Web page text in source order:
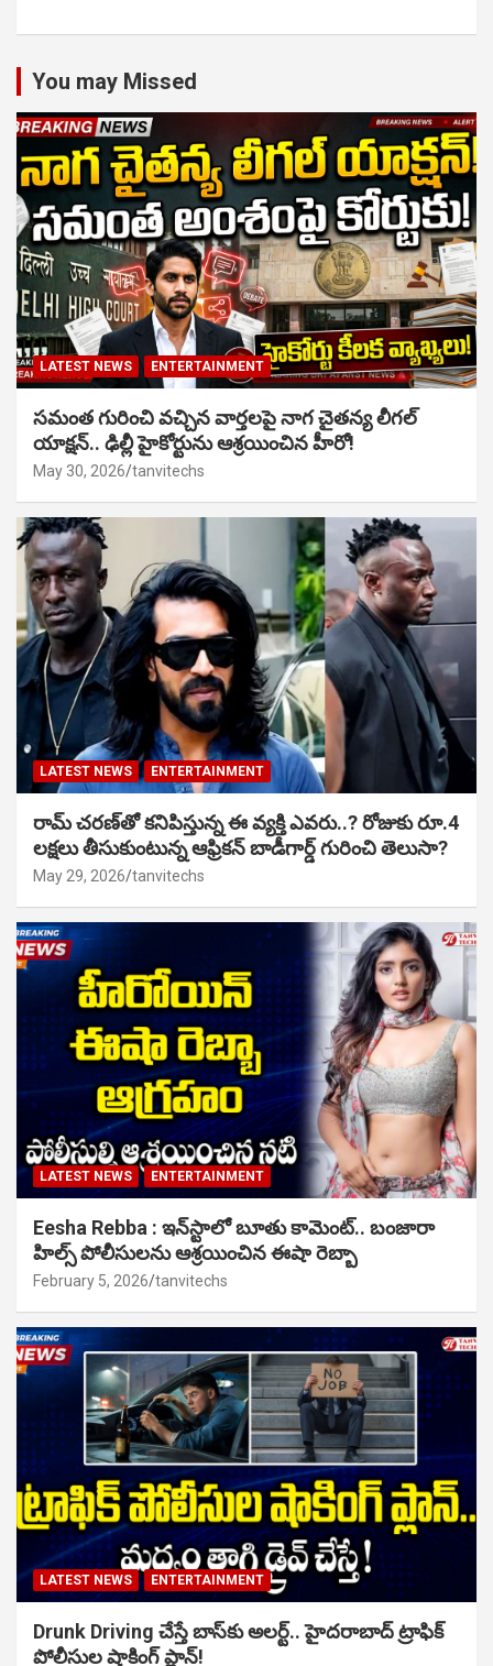
You may Missed
LATEST NEWS ENTERTAINMENT
సమంత గురించి వచ్చిన వార్తలపై నాగ చైతన్య లీగల్
యాక్షన్.. ఢిల్లీ హైకోర్టును ఆశ్రయించిన హీరో!
May 30, 2026 tanvitechs
LATEST NEWS ENTERTAINMENT
రామ్ చరణ్‌తో కనిపిస్తున్న ఈ వ్యక్తి ఎవరు..? రోజుకు రూ.4
లక్షలు తీసుకుంటున్న ఆఫ్రికన్ బాడీగార్డ్ గురించి తెలుసా?
May 29, 2026 tanvitechs
LATEST NEWS ENTERTAINMENT
Eesha Rebba : ఇన్‌స్టాలో బూతు కామెంట్.. బంజారా
హిల్స్ పోలీసులను ఆశ్రయించిన ఈషా రెబ్బా
February 5, 2026 tanvitechs
LATEST NEWS ENTERTAINMENT
Drunk Driving చేస్తే బాస్‌కు అలర్ట్.. హైదరాబాద్ ట్రాఫిక్
పోలీసుల షాకింగ్ ప్లాన్!